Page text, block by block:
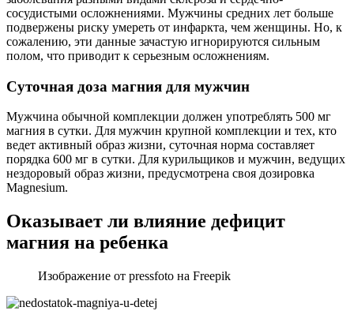
сосудистыми осложнениями. Мужчины средних лет больше
подвержены риску умереть от инфаркта, чем женщины. Но, к
сожалению, эти данные зачастую игнорируются сильным
полом, что приводит к серьезным осложнениям.
Суточная доза магния для мужчин
Мужчина обычной комплекции должен употреблять 500 мг
магния в сутки. Для мужчин крупной комплекции и тех, кто
ведет активный образ жизни, суточная норма составляет
порядка 600 мг в сутки. Для курильщиков и мужчин, ведущих
нездоровый образ жизни, предусмотрена своя дозировка
Magnesium.
Оказывает ли влияние дефицит
магния на ребенка
Изображение от pressfoto на Freepik